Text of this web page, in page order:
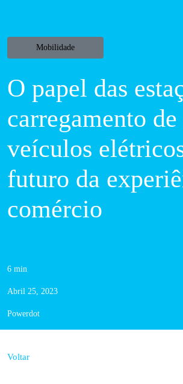
Mobilidade
O papel das
estações de
veículos
no futuro da
comércio
6 min
Abril 25, 2023